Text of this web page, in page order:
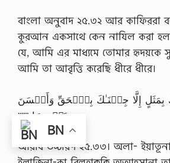
বাংলা অনুবাদ ২৫.৩২ আর কাফিররা
কুরআন একসাথে কেন নাযিল করা
যে, আমি এর মাধ্যমে তোমার
আমি তা আবৃত্তি করেছি ধীরে ধীরে।
بِمَثَلٍ إِلَّا جِئۡنَـٰكَ بِٱلۡحَقِّ وَأَحۡسَنَ
تَفۡسِيرًا ٣٣
আরবি উচ্চারণ ২৫.৩৩। অলা-
BN